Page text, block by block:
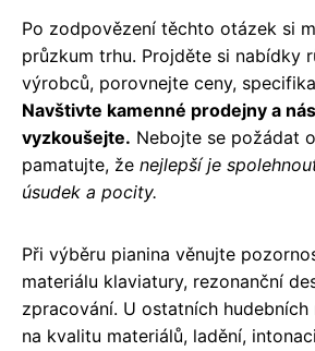
Po zodpovězení těchto otázek si
průzkum trhu. Projděte si nabídky
výrobců, porovnejte ceny,
Navštivte kamenné prodejny a
vyzkoušejte. Nebojte se požádat
pamatujte, že nejlepší je
úsudek a pocity.
Při výběru pianina věnujte
materiálu klaviatury, rezonanční
zpracování. U ostatních
na kvalitu materiálů, ladění,